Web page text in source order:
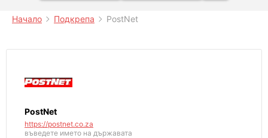
Начало Подкрепа PostNet
PostNet
https://postnet.co.za
въведете името на държавата